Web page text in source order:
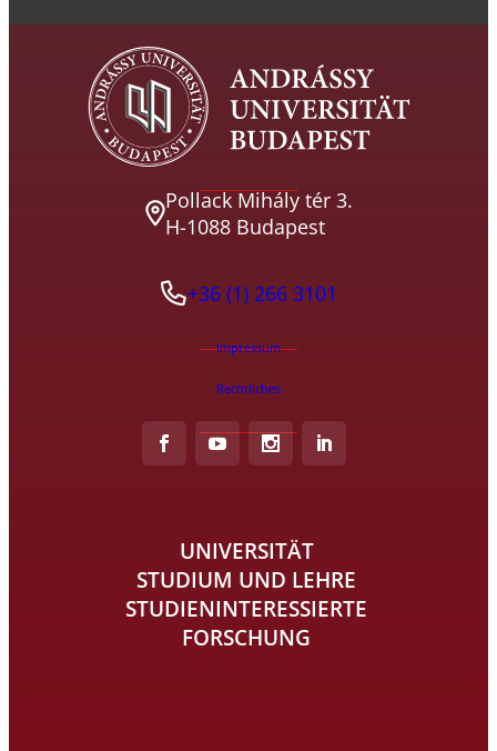
Pollack Mihály tér 3.
H-1088 Budapest
+36 (1) 266 3101
Impressum
Rechtliches
UNIVERSITÄT
STUDIUM UND LEHRE
STUDIENINTERESSIERTE
FORSCHUNG